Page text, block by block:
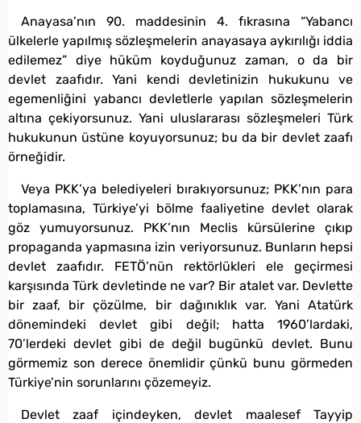
Anayasa’nın 90. maddesinin 4. fıkrasına “Yabancı
ülkelerle yapılmış sözleşmelerin anayasaya aykırılığı iddia
edilemez” diye hüküm koyduğunuz zaman, o da bir
devlet zaafıdır. Yani kendi devletinizin hukukunu ve
egemenliğini yabancı devletlerle yapılan sözleşmelerin
altına çekiyorsunuz. Yani uluslararası sözleşmeleri Türk
hukukunun üstüne koyuyorsunuz; bu da bir devlet zaafı
örneğidir.
Veya PKK’ya belediyeleri bırakıyorsunuz; PKK’nın para
toplamasına, Türkiye’yi bölme faaliyetine devlet olarak
göz yumuyorsunuz. PKK’nın Meclis kürsülerine çıkıp
propaganda yapmasına izin veriyorsunuz. Bunların hepsi
devlet zaafıdır. FETÖ’nün rektörlükleri ele geçirmesi
karşısında Türk devletinde ne var? Bir atalet var. Devlette
bir zaaf, bir çözülme, bir dağınıklık var. Yani Atatürk
dönemindeki devlet gibi değil; hatta 1960’lardaki,
70’lerdeki devlet gibi de değil bugünkü devlet. Bunu
görmemiz son derece önemlidir çünkü bunu görmeden
Türkiye’nin sorunlarını çözemeyiz.
Devlet zaaf içindeyken, devlet maalesef Tayyip